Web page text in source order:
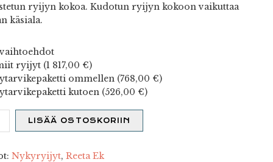
ryijyn kokoa. Kudotun ryijyn kokoon vaikuttaa
käsiala.
ryijyt (1 817,00 €)
ommellen (768,00 €)
kutoen (526,00 €)
LISÄÄ OSTOSKORIIN
Nykyryijyt, Reeta Ek